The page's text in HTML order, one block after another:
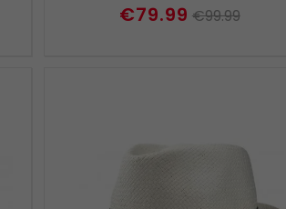
€79.99 €99.99